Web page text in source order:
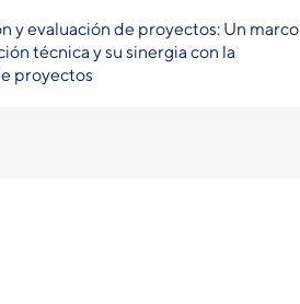
y evaluación de proyectos: Un marco
técnica y su sinergia con la
proyectos